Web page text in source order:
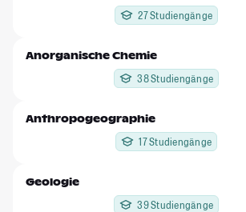
27 Studiengänge
Anorganische Chemie
38 Studiengänge
Anthropogeographie
17 Studiengänge
Geologie
39 Studiengänge